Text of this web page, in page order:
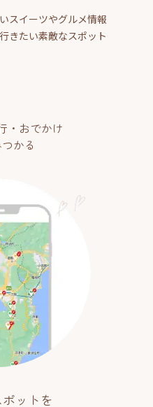
スイーツやグルメ情報
きたい素敵なスポット
・おでかけ
かる
ットを